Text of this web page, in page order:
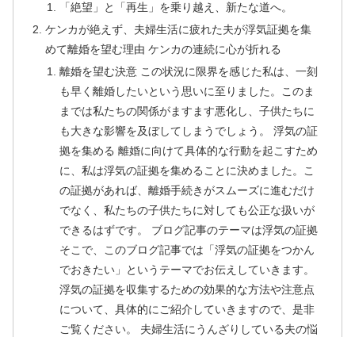
「絶望」と「再生」を乗り越え、新たな道へ。
ケンカが絶えず、夫婦生活に疲れた夫が浮気証拠を集
めて離婚を望む理由 ケンカの連続に心が折れる
離婚を望む決意 この状況に限界を感じた私は、一刻
も早く離婚したいという思いに至りました。このま
までは私たちの関係がますます悪化し、子供たちに
も大きな影響を及ぼしてしまうでしょう。 浮気の証
拠を集める 離婚に向けて具体的な行動を起こすため
に、私は浮気の証拠を集めることに決めました。こ
の証拠があれば、離婚手続きがスムーズに進むだけ
でなく、私たちの子供たちに対しても公正な扱いが
できるはずです。 ブログ記事のテーマは浮気の証拠
そこで、このブログ記事では「浮気の証拠をつかん
でおきたい」というテーマでお伝えしていきます。
浮気の証拠を収集するための効果的な方法や注意点
について、具体的にご紹介していきますので、是非
ご覧ください。 夫婦生活にうんざりしている夫の悩